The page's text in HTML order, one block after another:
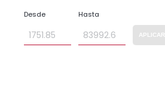
Desde Hasta
APLICAR